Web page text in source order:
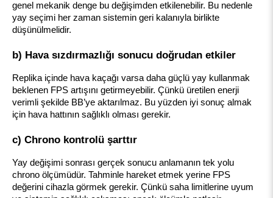
genel mekanik denge bu değişimden etkilenebilir. Bu nedenle
yay seçimi her zaman sistemin geri kalanıyla birlikte
düşünülmelidir.
b) Hava sızdırmazlığı sonucu doğrudan etkiler
Replika içinde hava kaçağı varsa daha güçlü yay kullanmak
beklenen FPS artışını getirmeyebilir. Çünkü üretilen enerji
verimli şekilde BB’ye aktarılmaz. Bu yüzden iyi sonuç almak
için hava hattının sağlıklı olması gerekir.
c) Chrono kontrolü şarttır
Yay değişimi sonrası gerçek sonucu anlamanın tek yolu
chrono ölçümüdür. Tahminle hareket etmek yerine FPS
değerini cihazla görmek gerekir. Çünkü saha limitlerine uyum